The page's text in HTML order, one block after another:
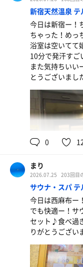
でかオロポ
美味しい！！
新宿天然温泉 テ
今日は新宿ー！
ちゃった！めっ
浴室は空いてて
10分で発汗すご
また気持ちいい
とうございまし
0
まり
2026.07.25 203回目
サウナ・スパ
今日は西麻布ー
でも快適ー！サ
セット♪食べ過
りがとうござい